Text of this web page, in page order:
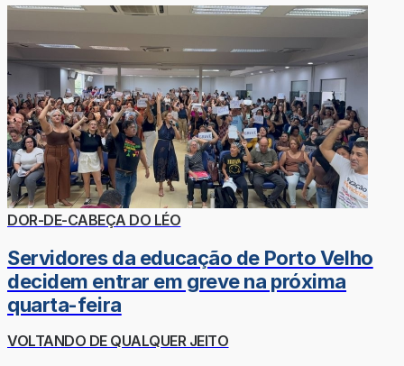
DOR-DE-CABEÇA DO LÉO
Servidores da educação de Porto Velho
decidem entrar em greve na próxima
quarta-feira
VOLTANDO DE QUALQUER JEITO